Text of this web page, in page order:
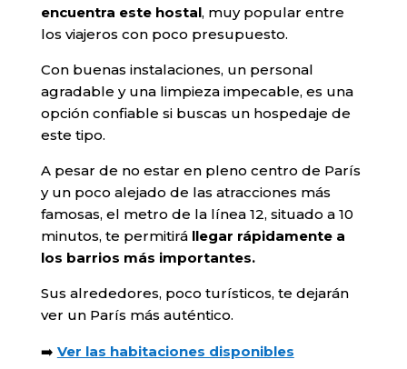
encuentra este hostal, muy popular entre
los viajeros con poco presupuesto.
Con buenas instalaciones, un personal
agradable y una limpieza impecable, es una
opción confiable si buscas un hospedaje de
este tipo.
A pesar de no estar en pleno centro de París
y un poco alejado de las atracciones más
famosas, el metro de la línea 12, situado a 10
minutos, te permitirállegar rápidamente a
los barrios más importantes.
Sus alrededores, poco turísticos, te dejarán
ver un París más auténtico.
➡️ Ver las habitaciones disponibles